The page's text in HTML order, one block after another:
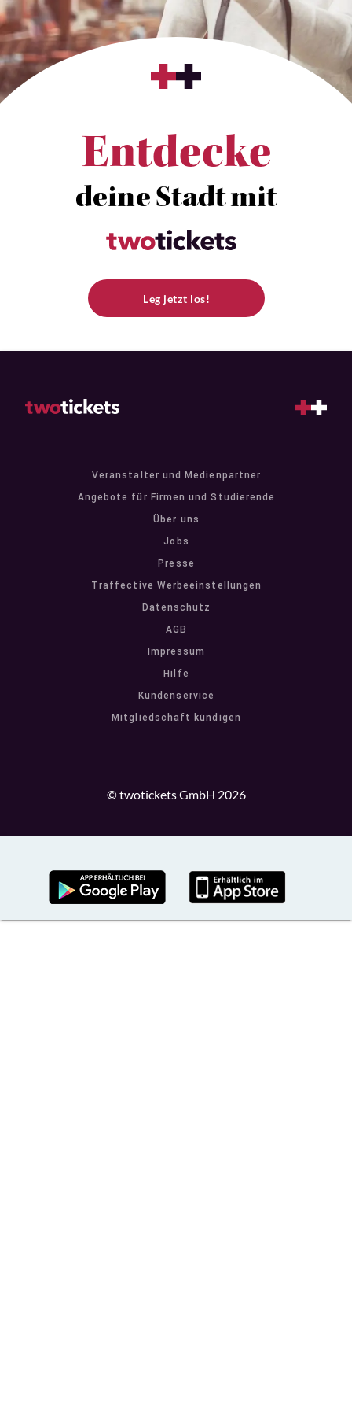
Entdecke
deine Stadt mit
Leg jetzt los!
Veranstalter und Medienpartner
Angebote für Firmen und Studierende
Über uns
Jobs
Presse
Traffective Werbeeinstellungen
Datenschutz
AGB
Impressum
Hilfe
Kundenservice
Mitgliedschaft kündigen
© twotickets GmbH 2026